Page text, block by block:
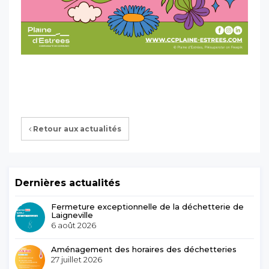
Retour aux actualités
Dernières actualités
Fermeture exceptionnelle de la déchetterie de
Laigneville
6 août 2026
Aménagement des horaires des déchetteries
27 juillet 2026